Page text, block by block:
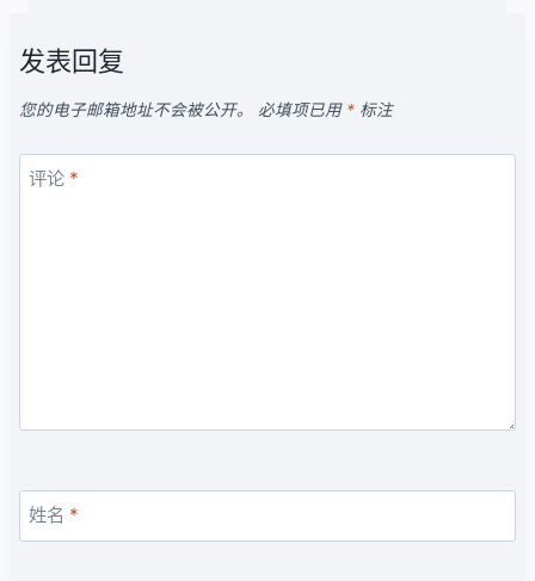
发表回复
您的电子邮箱地址不会被公开。 必填项已用 * 标注
评论 *
姓名 *